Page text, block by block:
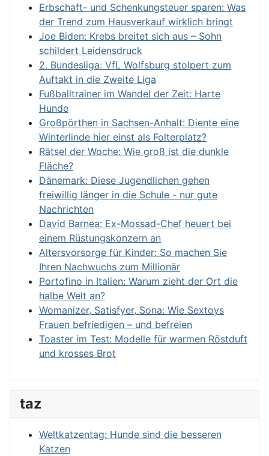
Erbschaft- und Schenkungsteuer sparen: Was
der Trend zum Hausverkauf wirklich bringt
Joe Biden: Krebs breitet sich aus – Sohn
schildert Leidensdruck
2. Bundesliga: VfL Wolfsburg stolpert zum
Auftakt in die Zweite Liga
Fußballtrainer im Wandel der Zeit: Harte
Hunde
Großpörthen in Sachsen-Anhalt: Diente eine
Winterlinde hier einst als Folterplatz?
Rätsel der Woche: Wie groß ist die dunkle
Fläche?
Dänemark: Diese Jugendlichen gehen
freiwillig länger in die Schule - nur gute
Nachrichten
David Barnea: Ex-Mossad-Chef heuert bei
einem Rüstungskonzern an
Altersvorsorge für Kinder: So machen Sie
Ihren Nachwuchs zum Millionär
Portofino in Italien: Warum zieht der Ort die
halbe Welt an?
Womanizer, Satisfyer, Sona: Wie Sextoys
Frauen befriedigen – und befreien
Toaster im Test: Modelle für warmen Röstduft
und krosses Brot
taz
Weltkatzentag: Hunde sind die besseren
Katzen